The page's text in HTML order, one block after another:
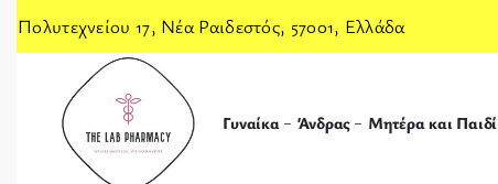
Πολυτεχνείου 17, Νέα Ραιδεστός, 57001, Ελλάδα
Γυναίκα Άνδρας Μητέρα και Παιδί